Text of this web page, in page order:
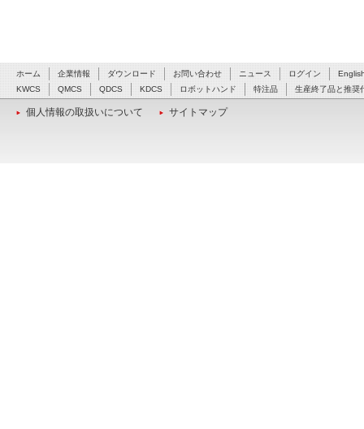
ホーム 企業情報 ダウンロード お問い合わせ ニュース ログイン
KWCS
QMCS QDCS KDCS ロボットハンド 特注品 生産終了品と推奨
個人情報の取扱いについて サイトマップ